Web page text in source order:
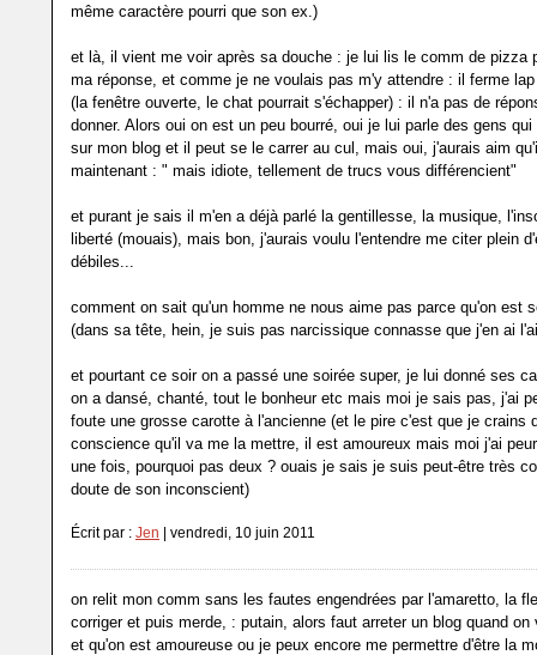
même caractère pourri que son ex.)
et là, il vient me voir après sa douche : je lui lis le comm de pizza
ma réponse, et comme je ne voulais pas m'y attendre : il ferme
(la fenêtre ouverte, le chat pourrait s'échapper) : il n'a pas de
donner. Alors oui on est un peu bourré, oui je lui parle des gens
sur mon blog et il peut se le carrer au cul, mais oui, j'aurais aim
maintenant : " mais idiote, tellement de trucs vous différencient"
et purant je sais il m'en a déjà parlé la gentillesse, la musique,
liberté (mouais), mais bon, j'aurais voulu l'entendre me citer plein
débiles...
comment on sait qu'un homme ne nous aime pas parce qu'on est
(dans sa tête, hein, je suis pas narcissique connasse que j'en ai
et pourtant ce soir on a passé une soirée super, je lui donné ses
on a dansé, chanté, tout le bonheur etc mais moi je sais pas, j'ai
foute une grosse carotte à l'ancienne (et le pire c'est que je crains
conscience qu'il va me la mettre, il est amoureux mais moi j'ai
une fois, pourquoi pas deux ? ouais je sais je suis peut-être très
doute de son inconscient)
Écrit par : Jen | vendredi, 10 juin 2011
on relit mon comm sans les fautes engendrées par l'amaretto, la
corriger et puis merde, : putain, alors faut arreter un blog quand on
et qu'on est amoureuse ou je peux encore me permettre d'être la